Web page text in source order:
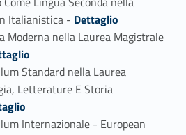
Italianistica - Link identifier #identifier_person_128289-1
Dettaglio
Moderna nella Laurea Magistrale
Standard nella Laurea
Letterature E Storia
Internazionale - European